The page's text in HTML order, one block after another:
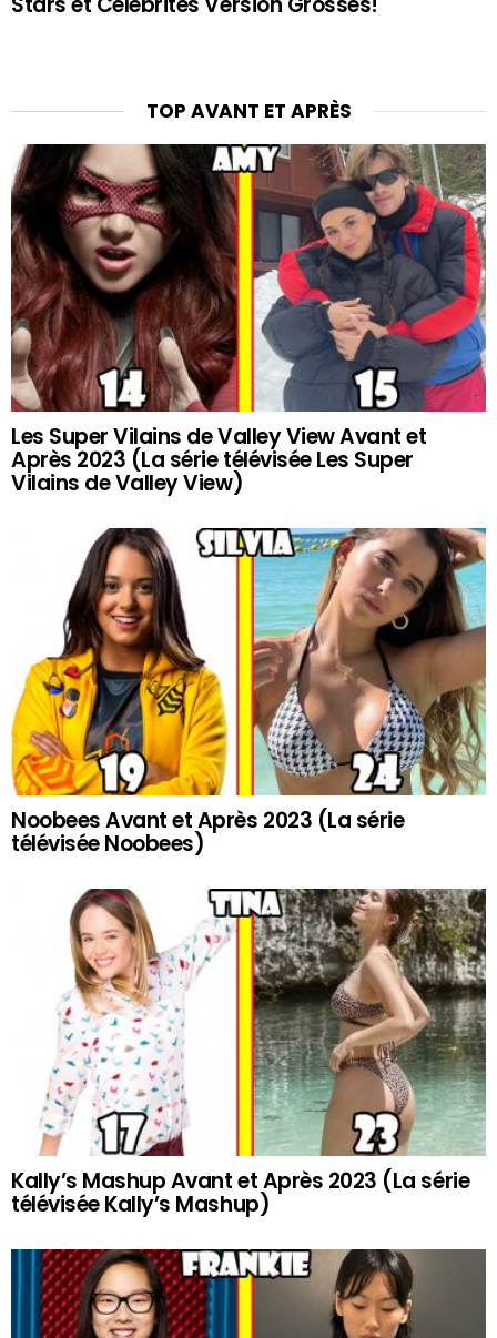
TOP AVANT ET APRÈS
Les Super Vilains de Valley View Avant et
Après 2023 (La série télévisée Les Super
Vilains de Valley View)
Noobees Avant et Après 2023 (La série
télévisée Noobees)
Kally’s Mashup Avant et Après 2023 (La série
télévisée Kally’s Mashup)